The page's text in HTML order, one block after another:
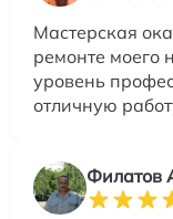
Мастерская
ремонте моего
уровень
отличную
Филатов